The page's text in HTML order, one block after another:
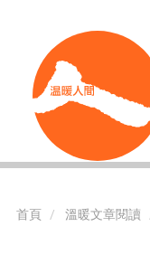
Shortcut
首頁 溫暖文章閱讀